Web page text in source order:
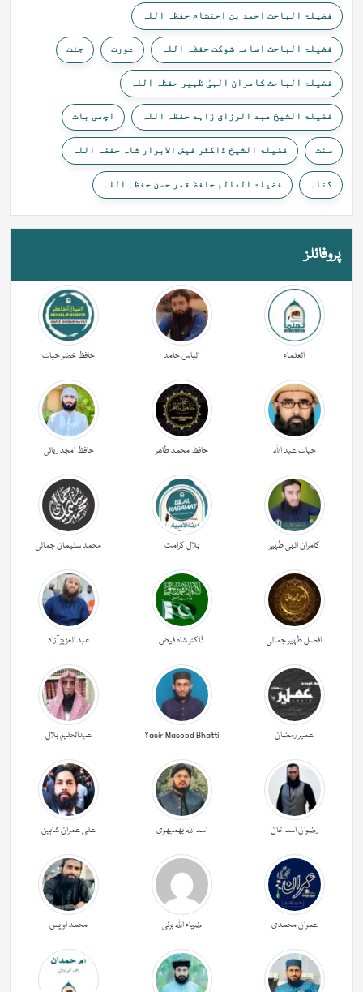
فضیلۃ الباحث احمد بن احتشام حفظہ اللہ
فضیلۃ الباحث اسامہ شوکت حفظہ اللہ عورت جنت
فضیلۃ الباحث کامران الہیٰ ظہیر حفظہ اللہ
فضیلۃ الشیخ عبد الرزاق زاہد حفظہ اللہ اچھی بات
سنت فضیلۃ الشیخ ڈاکٹر فیض الابرار شاہ حفظہ اللہ
گناہ فضیلۃ العالم حافظ قمر حسن حفظہ اللہ
پروفائلز
العلماء الیاس حامد حافظ خضر حیات
حیات عبد اللہ حافظ محمد طاھر حافظ امجد ربانی
کامران الہی ظہیر بلال کرامت محمد سلیمان جمالی
افضل ظہیر جمالی ڈاکٹر شاہ فیض عبد العزیز آزاد
عمیر رمضان Yasir Masood Bhatti عبدالحليم بلال
رضوان اسد خان اسد اللہ بھمبھوی علی عمران شاہین
عمران محمدی ضیاء اللہ برنی محمد اویس